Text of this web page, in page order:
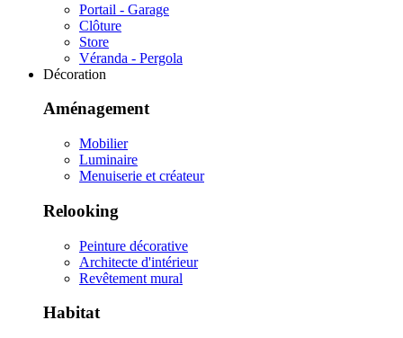
Portail - Garage
Clôture
Store
Véranda - Pergola
Décoration
Aménagement
Mobilier
Luminaire
Menuiserie et créateur
Relooking
Peinture décorative
Architecte d'intérieur
Revêtement mural
Habitat